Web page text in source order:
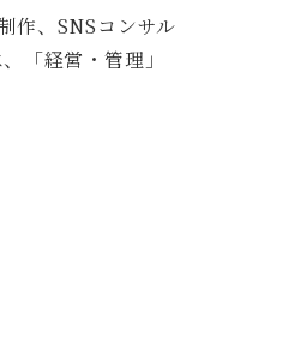
作、SNSコンサル
「経営・管理」